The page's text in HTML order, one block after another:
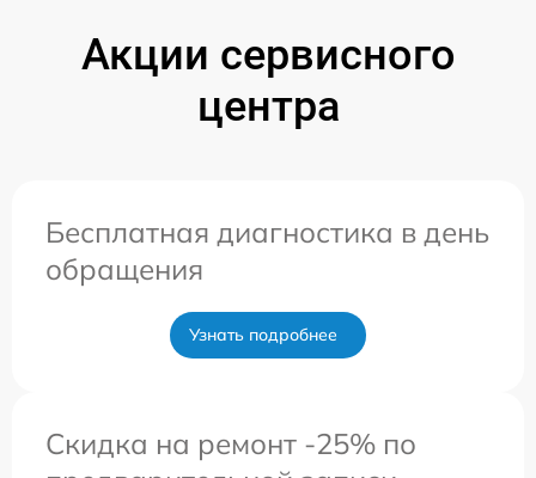
Акции сервисного
центра
Бесплатная диагностика в день
обращения
Узнать подробнее
Скидка на ремонт -25% по